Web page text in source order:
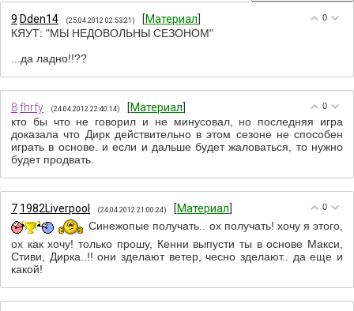
0
9 Dden14 (25.04.2012 02:53:21) [Материал
КЯУТ: "МЫ НЕДОВОЛЬНЫ СЕЗОНОМ"
...да ладно!!??
0
8 fhrfy (24.04.2012 22:40:14) [Материал
кто бы что не говорил и не минусовал, но последняя игра
доказала что Дирк действительно в этом сезоне не способен
играть в основе. и если и дальше будет жаловаться, то нужно
будет продвать.
0
7 1982Liverpool (24.04.2012 21:00:24) [Материал
Синежопые получать.. ох получать! хочу я этого,
ох как хочу! только прошу, Кенни выпусти ты в основе Макси,
Стиви, Дирка..!! они зделают ветер, чесно зделают.. да еще и
какой!